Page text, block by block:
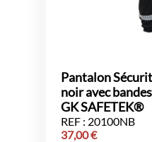
Pantalon
noir avec
GK SAFETEK®️
REF : 20100NB
37,00€